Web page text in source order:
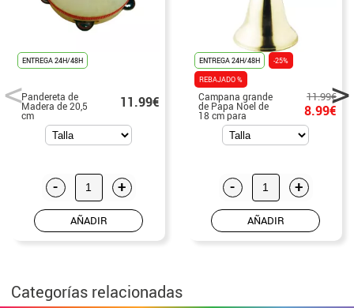
ENTREGA 24H/48H
Pandereta de
Madera de 20,5
cm
11.99€
- +
AÑADIR
ENTREGA 24H/48H
-25%
REBAJADO %
Campana grande
de Papa Noel de
18 cm para
Navidad
11.99€
8.99€
- +
AÑADIR
Categorías relacionadas